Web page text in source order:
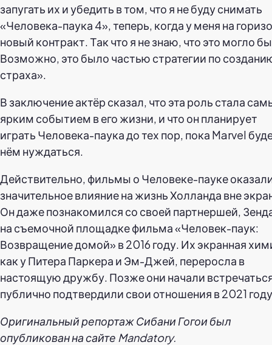
запугать их и убедить в том, что я не буду снимать
«Человека-паука 4», теперь, когда у меня на
новый контракт. Так что я не знаю, что это могло
Возможно, это было частью стратегии по
страха».
В заключение актёр сказал, что эта роль стала
ярким событием в его жизни, и что он планирует
играть Человека-паука до тех пор, пока Marvel
нём нуждаться.
Действительно, фильмы о Человеке-пауке
значительное влияние на жизнь Холланда вне
Он даже познакомился со своей партнершей,
на съемочной площадке фильма «Человек-паук:
Возвращение домой» в 2016 году. Их экранная
как у Питера Паркера и Эм-Джей, переросла в
настоящую дружбу. Позже они начали
публично подтвердили свои отношения в 2021
Оригинальный репортаж Сибани Гогои был
опубликован на сайте Mandatory.